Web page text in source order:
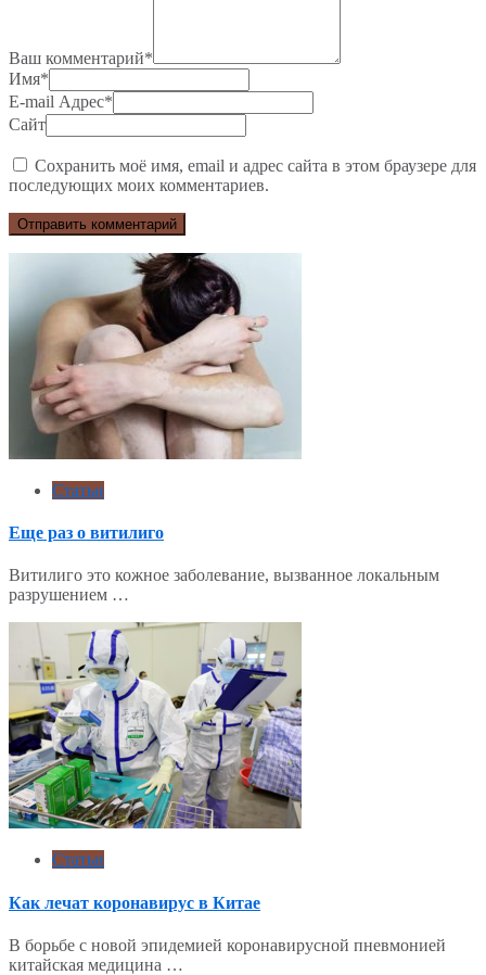
Ваш комментарий*
Имя*
E-mail Адрес*
Сайт
Сохранить моё имя, email и адрес сайта в этом браузере для
последующих моих комментариев.
Статьи
Еще раз о витилиго
Витилиго это кожное заболевание, вызванное локальным
разрушением …
Статьи
Как лечат коронавирус в Китае
В борьбе с новой эпидемией коронавирусной пневмонией
китайская медицина …